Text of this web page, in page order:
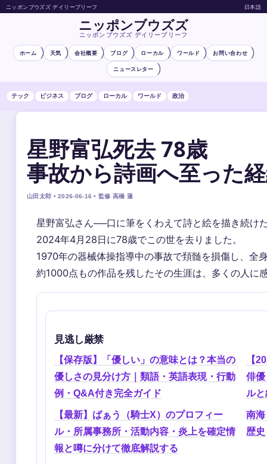
ニッポンブウズズ デイリーブリーフ 日本語
ニッポンブウズズ
ニッポンブウズズ デイリーブリーフ
ホーム 天気 会社概要 ブログ ローカル ワールド お問い合わせ
ニュースレター
テック ビジネス ブログ ローカル ワールド 政治
星野富弘死去 78歳
事故から詩画へ至った
山田太郎 • 2026-06-16 • 監修 高橋 蓮
星野富弘さん──口に筆をくわえて詩と絵を描き続け
2024年4月28日に78歳でこの世を去りました。
1970年の器械体操指導中の事故で頚髄を損傷し、全
約1000点もの作品を残したその生涯は、多くの人に
見逃し厳禁
【保存版】「優しい」の意味とは？本当の
優しさの見分け方｜類語・英語表現・行動
例・Q&A付き完全ガイド
【
俳
ル
【最新】ばぁう（騎士X）のプロフィー
ル・所属事務所・活動内容・炎上を確定情
報と噂に分けて徹底解説する
南
歴